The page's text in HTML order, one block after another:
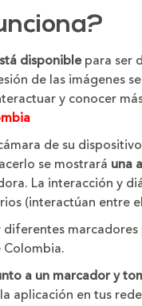
disponiblepara ser
de las imágenes
y conocer
de su
se mostrará una
La interacción y
(interactúan entre
diferentes marcadores
Colombia.
a un marcador y
aplicación en tus